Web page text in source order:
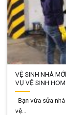
VỆ SINH NHÀ
VỤ VỆ SINH
Bạn vừa sửa
vệ...